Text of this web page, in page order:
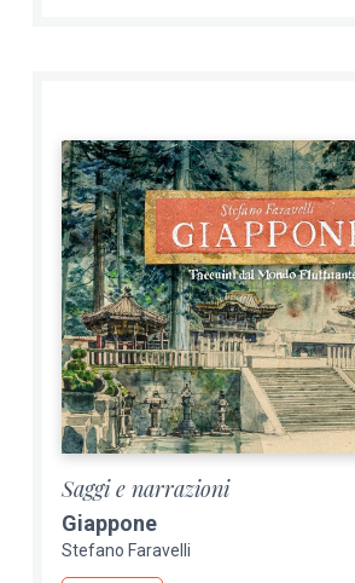
Saggi e narrazioni
Giappone
Stefano Faravelli